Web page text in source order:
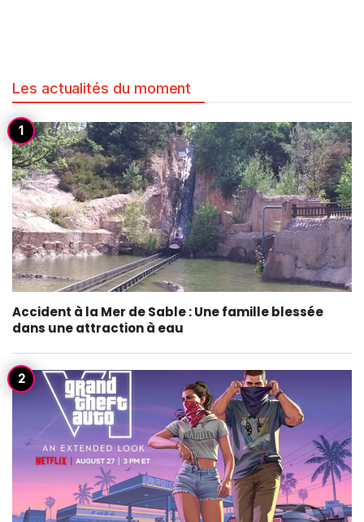
Les actualités du moment
Accident à la Mer de Sable : Une famille blessée
dans une attraction à eau